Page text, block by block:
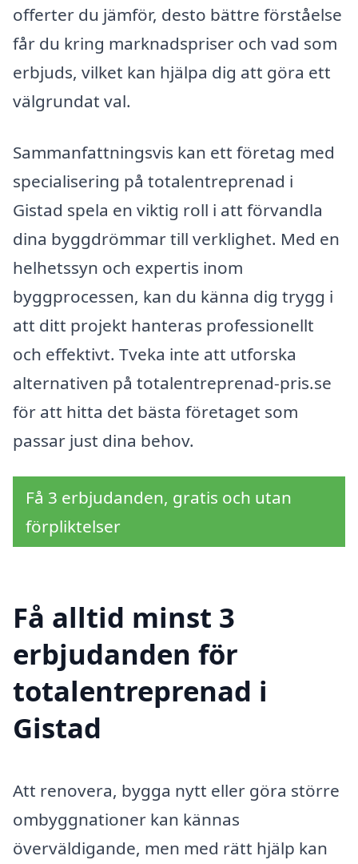
offerter du jämför, desto bättre förståelse
får du kring marknadspriser och vad som
erbjuds, vilket kan hjälpa dig att göra ett
välgrundat val.
Sammanfattningsvis kan ett företag med
specialisering på totalentreprenad i
Gistad spela en viktig roll i att förvandla
dina byggdrömmar till verklighet. Med en
helhetssyn och expertis inom
byggprocessen, kan du känna dig trygg i
att ditt projekt hanteras professionellt
och effektivt. Tveka inte att utforska
alternativen på totalentreprenad-pris.se
för att hitta det bästa företaget som
passar just dina behov.
Få 3 erbjudanden, gratis och utan
förpliktelser
Få alltid minst 3
erbjudanden för
totalentreprenad i
Gistad
Att renovera, bygga nytt eller göra större
ombyggnationer kan kännas
överväldigande, men med rätt hjälp kan